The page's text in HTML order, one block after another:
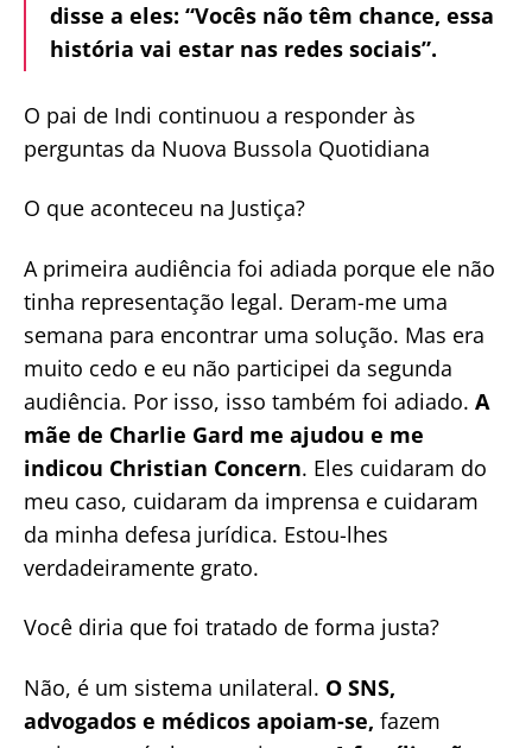
disse a eles: “Vocês não têm chance, essa
história vai estar nas redes sociais”.
O pai de Indi continuou a responder às
perguntas da Nuova Bussola Quotidiana
O que aconteceu na Justiça?
A primeira audiência foi adiada porque ele não
tinha representação legal. Deram-me uma
semana para encontrar uma solução. Mas era
muito cedo e eu não participei da segunda
audiência. Por isso, isso também foi adiado. A
mãe de Charlie Gard me ajudou e me
indicou Christian Concern. Eles cuidaram do
meu caso, cuidaram da imprensa e cuidaram
da minha defesa jurídica. Estou-lhes
verdadeiramente grato.
Você diria que foi tratado de forma justa?
Não, é um sistema unilateral. O SNS,
advogados e médicos apoiam-se, fazem